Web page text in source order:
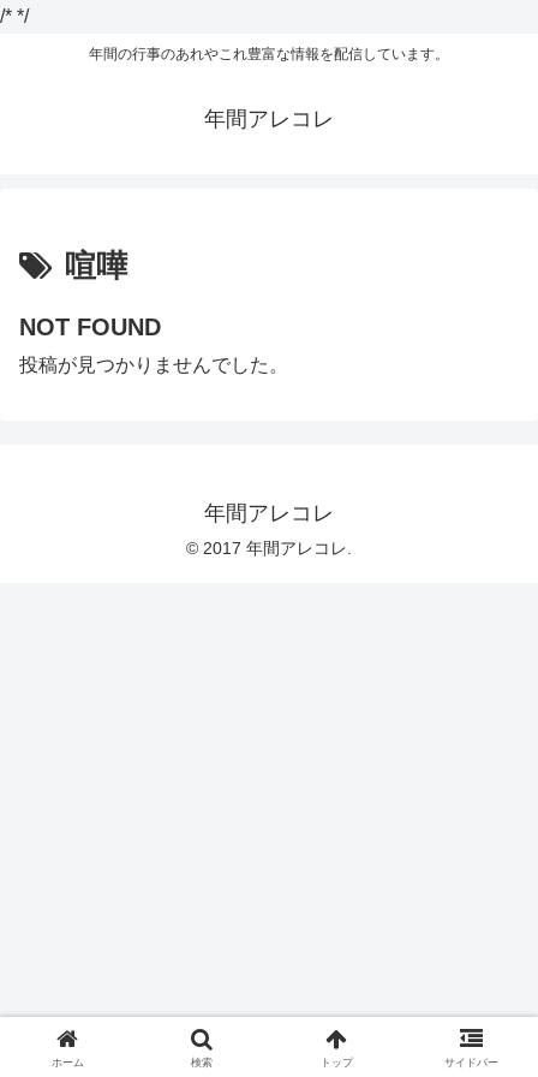
/* */
年間の行事のあれやこれ豊富な情報を配信しています。
年間アレコレ
喧嘩
NOT FOUND
投稿が見つかりませんでした。
年間アレコレ
© 2017 年間アレコレ.
ホーム 検索 トップ サイドバー